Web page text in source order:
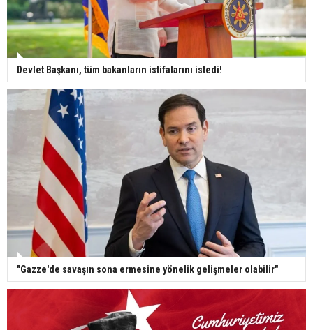
Devlet Başkanı, tüm bakanların istifalarını istedi!
"Gazze'de savaşın sona ermesine yönelik gelişmeler olabilir"